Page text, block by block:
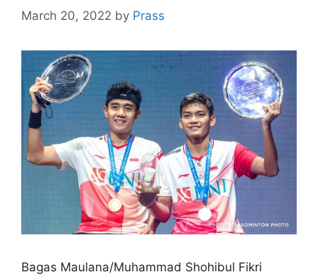
March 20, 2022 by Prass
Bagas Maulana/Muhammad Shohibul Fikri